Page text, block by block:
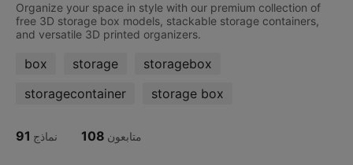
Organize your space in style with our premium collection of
free 3D storage box models, stackable storage containers,
box storage
storagebox
storagecontainer
storage box
91 نماذج 108 متابعون